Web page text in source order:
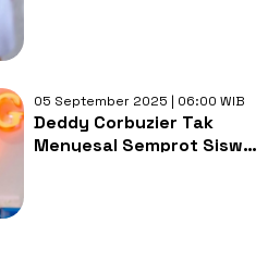
05 September 2025 | 06:00 WIB
Deddy Corbuzier Tak
Menyesal Semprot Siswa